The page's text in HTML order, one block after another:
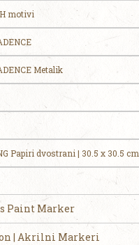
motivi
Metalik
Papiri dvostrani | 30.5 x 30.5 cm
Paint Marker
| Akrilni Markeri